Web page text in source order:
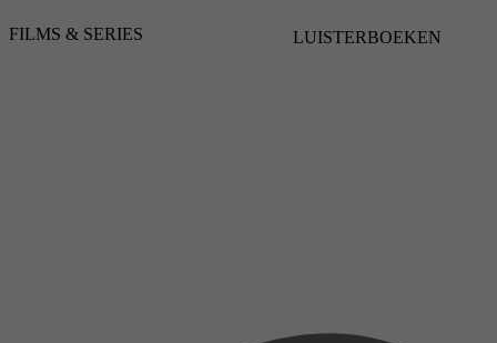
FILMS & SERIES LUISTERBOEKEN